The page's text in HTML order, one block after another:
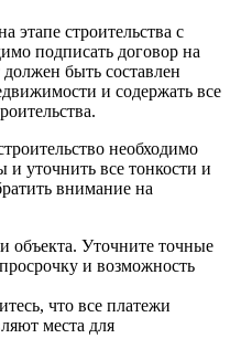
этапе строительства с
подписать договор на
быть составлен
и содержать все
необходимо
и уточнить все тонкости и
внимание на
объекта. Уточните точные
и возможность
что все платежи
места для